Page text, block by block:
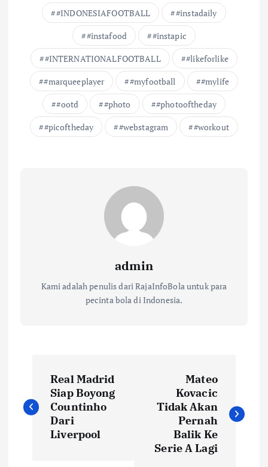
#INDONESIAFOOTBALL
#instadaily
#instafood
#instapic
#INTERNATIONALFOOTBALL
#likeforlike
#marqueeplayer
#myfootball
#mylife
#ootd
#photo
#photooftheday
#picoftheday
#webstagram #workout
admin
Kami adalah penulis dari RajaInfoBola untuk para
pecinta bola di Indonesia.
a
Real Madrid
Siap Boyong
Countinho
Dari
Liverpool
Mateo
Kovacic
Tidak Akan
Pernah
Balik Ke
Serie A Lagi